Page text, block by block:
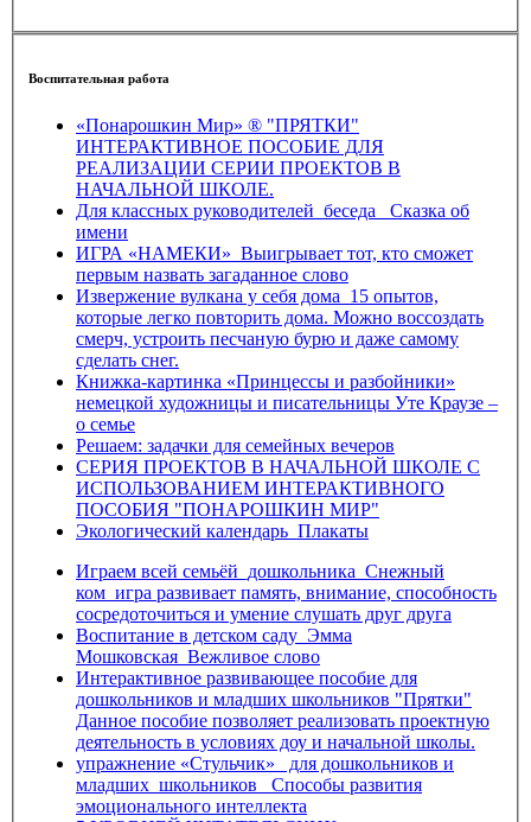
Воспитательная работа
«Понарошкин Мир» ® "ПРЯТКИ"
ИНТЕРАКТИВНОЕ ПОСОБИЕ ДЛЯ
РЕАЛИЗАЦИИ СЕРИИ ПРОЕКТОВ В
НАЧАЛЬНОЙ ШКОЛЕ.
Для классных руководителей_беседа _Сказка об
имени
ИГРА «НАМЕКИ»_Выигрывает тот, кто сможет
первым назвать загаданное слово
Извержение вулкана у себя дома_15 опытов,
которые легко повторить дома. Можно воссоздать
смерч, устроить песчаную бурю и даже самому
сделать снег.
Книжка-картинка «Принцессы и разбойники»
немецкой художницы и писательницы Уте Краузе –
о семье
Решаем: задачки для семейных вечеров
СЕРИЯ ПРОЕКТОВ В НАЧАЛЬНОЙ ШКОЛЕ С
ИСПОЛЬЗОВАНИЕМ ИНТЕРАКТИВНОГО
ПОСОБИЯ "ПОНАРОШКИН МИР"
Экологический календарь_Плакаты
Играем всей семьёй_дошкольника_Снежный
ком_игра развивает память, внимание, способность
сосредоточиться и умение слушать друг друга
Воспитание в детском саду_Эмма
Мошковская_Вежливое слово
Интерактивное развивающее пособие для
дошкольников и младших школьников "Прятки"
Данное пособие позволяет реализовать проектную
деятельность в условиях доу и начальной школы.
упражнение «Стульчик»_ для дошкольников и
младших_школьников_ Способы развития
эмоционального интеллекта